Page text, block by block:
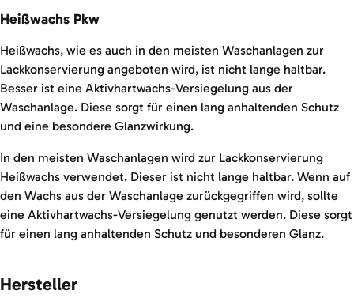
Heißwachs Pkw
Heißwachs, wie es auch in den meisten Waschanlagen zur
Lackkonservierung angeboten wird, ist nicht lange haltbar.
Besser ist eine Aktivhartwachs-Versiegelung aus der
Waschanlage. Diese sorgt für einen lang anhaltenden Schutz
und eine besondere Glanzwirkung.
In den meisten Waschanlagen wird zur Lackkonservierung
Heißwachs verwendet. Dieser ist nicht lange haltbar. Wenn auf
den Wachs aus der Waschanlage zurückgegriffen wird, sollte
eine Aktivhartwachs-Versiegelung genutzt werden. Diese sorgt
für einen lang anhaltenden Schutz und besonderen Glanz.
Hersteller